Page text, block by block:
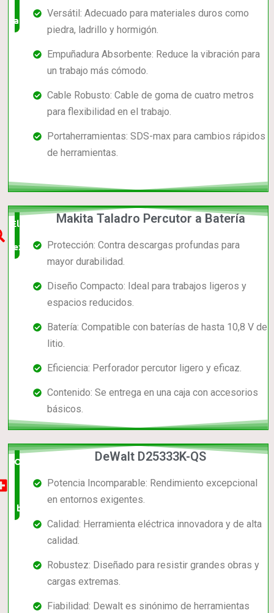
valorado!
Versátil: Adecuado para materiales duros como
piedra, ladrillo y hormigón.
Empuñadura Absorbente: Reduce la vibración para
un trabajo más cómodo.
Cable Robusto: Cable de goma de cuatro metros
para flexibilidad en el trabajo.
Portaherramientas: SDS-max para cambios rápidos
de herramientas.
Elección
experta
Makita Taladro Percutor a Batería
Protección: Contra descargas profundas para
mayor durabilidad.
Diseño Compacto: Ideal para trabajos ligeros y
espacios reducidos.
Batería: Compatible con baterías de hasta 10,8 V de
litio.
Eficiencia: Perforador percutor ligero y eficaz.
Contenido: Se entrega en una caja con accesorios
básicos.
Opción
muy
buena
DeWalt D25333K-QS
Potencia Incomparable: Rendimiento excepcional
en entornos exigentes.
Calidad: Herramienta eléctrica innovadora y de alta
calidad.
Robustez: Diseñado para resistir grandes obras y
cargas extremas.
Fiabilidad: Dewalt es sinónimo de herramientas